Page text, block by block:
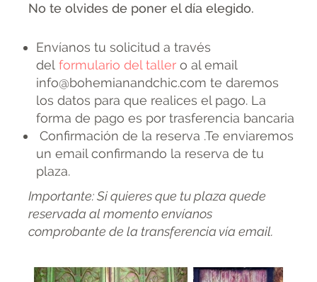
No te olvides de poner el día elegido.
Envíanos tu solicitud a través
del formulario del taller o al email
info@bohemianandchic.com te daremos
los datos para que realices el pago. La
forma de pago es por trasferencia bancaria
Confirmación de la reserva .Te enviaremos
un email confirmando la reserva de tu
plaza.
Importante: Si quieres que tu plaza quede
reservada al momento envíanos
comprobante de la transferencia vía email.